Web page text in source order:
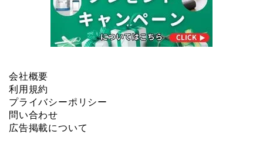
会社概要
利用規約
プライバシーポリシー
問い合わせ
広告掲載について